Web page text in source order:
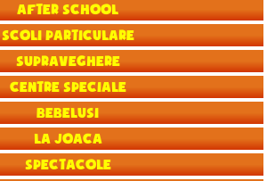
After School
Scoli particulare
Supraveghere
Centre speciale
Bebelusi
La joaca
Spectacole